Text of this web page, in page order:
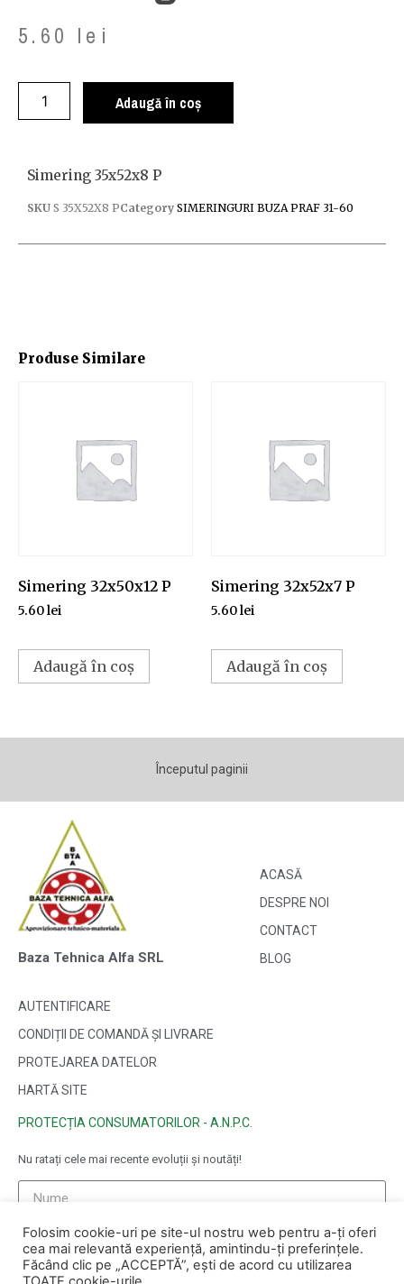
5.60 lei
Adaugă în coș
Produse Similare
Simering 32x50x12 P
5.60lei
Adaugă în coș
Simering 32x52x7 P
5.60lei
Adaugă în coș
Simering 35x52x8 P
SKU S 35X52X8 PCategory SIMERINGURI BUZA PRAF 31-60
Începutul paginii
Baza Tehnica Alfa SRL
ACASĂ
DESPRE NOI
CONTACT
BLOG
AUTENTIFICARE
CONDIȚII DE COMANDĂ ȘI LIVRARE
PROTEJAREA DATELOR
HARTĂ SITE
PROTECȚIA CONSUMATORILOR - A.N.P.C.
Nu ratați cele mai recente evoluții și noutăți!
Folosim cookie-uri pe site-ul nostru web pentru a-ți oferi
cea mai relevantă experiență, amintindu-ți preferințele.
Făcând clic pe „ACCEPTĂ”, ești de acord cu utilizarea